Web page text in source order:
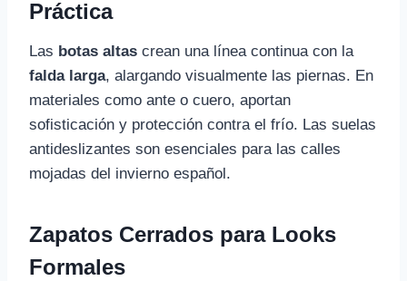
Práctica
Las botas altas crean una línea continua con la
falda larga, alargando visualmente las piernas. En
materiales como ante o cuero, aportan
sofisticación y protección contra el frío. Las suelas
antideslizantes son esenciales para las calles
mojadas del invierno español.
Zapatos Cerrados para Looks
Formales